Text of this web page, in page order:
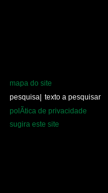
mapa do site
pesquisa
polÃ­tica de privacidade
sugira este site